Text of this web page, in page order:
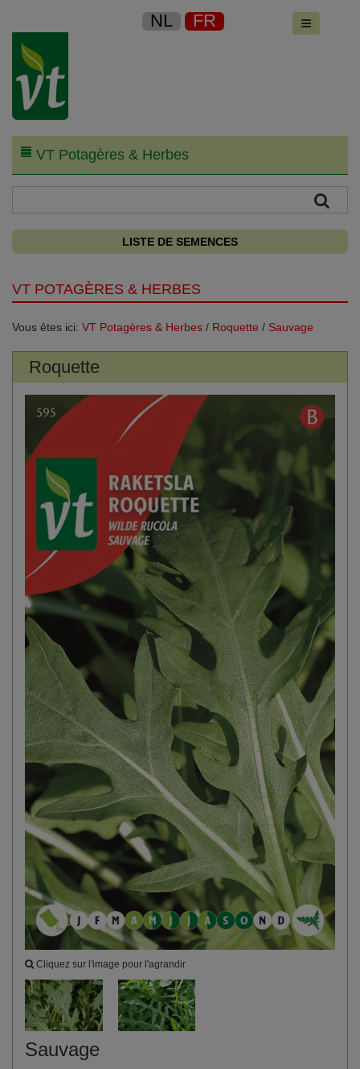
NL FR
VT Potagères & Herbes
LISTE DE SEMENCES
VT POTAGÈRES & HERBES
Vous êtes ici: VT Potagères & Herbes / Roquette / Sauvage
Roquette
Cliquez sur l'image pour l'agrandir
Sauvage